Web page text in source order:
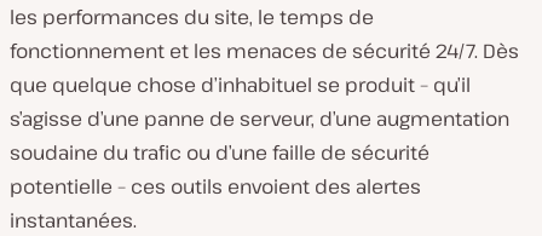
les performances du site, le temps de
fonctionnement et les menaces de sécurité 24/7. Dès
que quelque chose d’inhabituel se produit – qu’il
s’agisse d’une panne de serveur, d’une augmentation
soudaine du trafic ou d’une faille de sécurité
potentielle – ces outils envoient des alertes
instantanées.